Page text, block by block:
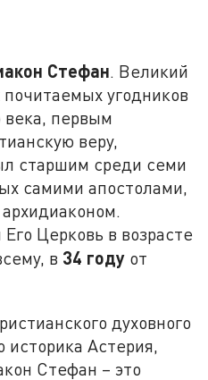
Стефан. Великий
угодников
века, первым
веру,
старшим среди семи
самими апостолами,
Церковь в возрасте
в 34 году от
духовного
историка Астерия,
Стефан – это